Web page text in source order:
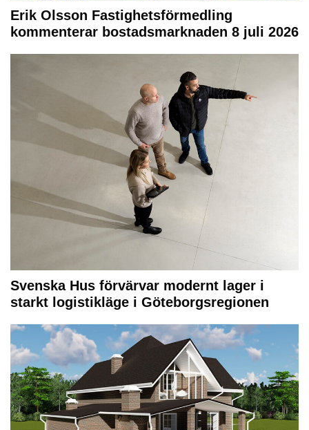
Erik Olsson Fastighetsförmedling
kommenterar bostadsmarknaden 8 juli 2026
Svenska Hus förvärvar modernt lager i
starkt logistikläge i Göteborgsregionen